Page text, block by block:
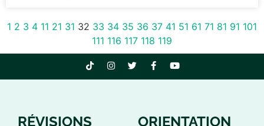
1 2 3 4 11 21 31 32 33 34 35 36 37 41 51 61 71 81 91 101
111 116 117 118 119
RÉVISIONS ORIENTATION